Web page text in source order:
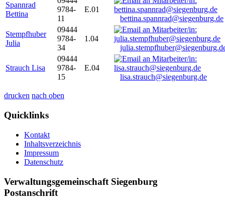
Spannrad
Bettina
9784-
11
E.01
bettina.spannrad@siegenburg.de
Stempfhuber
Julia
09444
9784-
34
1.04
Strauch Lisa
09444
9784-
15
E.04
lisa.strauch@siegenburg.de
drucken nach oben
Quicklinks
Kontakt
Inhaltsverzeichnis
Impressum
Datenschutz
Verwaltungsgemeinschaft Siegenburg
Postanschrift